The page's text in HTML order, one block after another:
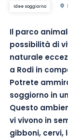
Idee soggiorno
Il parco
possibilità di
naturale
a Rodi in
Potrete
soggiorno in
Questo
vi vivono in
gibboni, cervi,